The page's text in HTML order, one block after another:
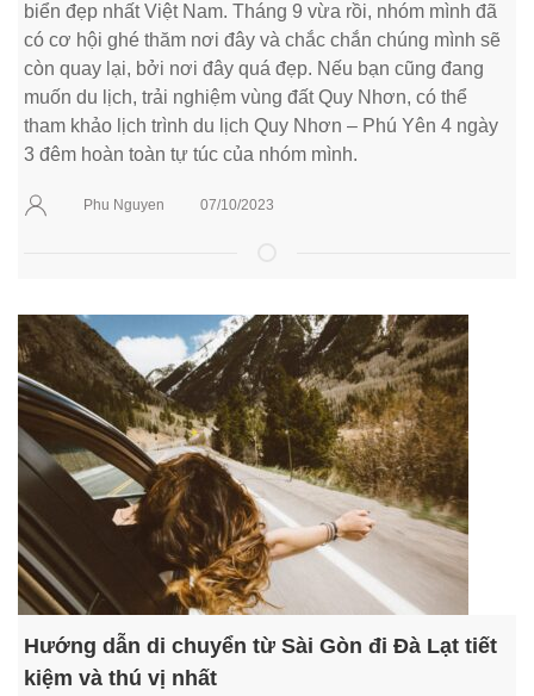
biển đẹp nhất Việt Nam. Tháng 9 vừa rồi, nhóm mình đã
có cơ hội ghé thăm nơi đây và chắc chắn chúng mình sẽ
còn quay lại, bởi nơi đây quá đẹp. Nếu bạn cũng đang
muốn du lịch, trải nghiệm vùng đất Quy Nhơn, có thể
tham khảo lịch trình du lịch Quy Nhơn – Phú Yên 4 ngày
3 đêm hoàn toàn tự túc của nhóm mình.
Phu Nguyen 07/10/2023
Hướng dẫn di chuyển từ Sài Gòn đi Đà Lạt tiết
kiệm và thú vị nhất